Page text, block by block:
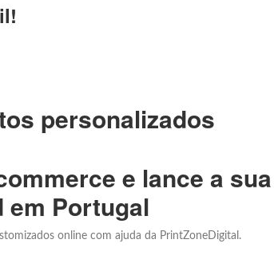
personalizados
e lance a
em Portugal
online com ajuda da PrintZoneDigital.